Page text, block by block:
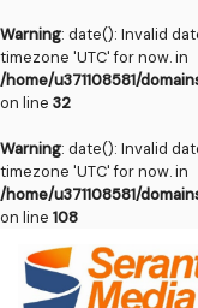
Warning: date(): Invalid
timezone 'UTC' for now. in
/home/u371108581/
on line 32
Warning: date(): Invalid
timezone 'UTC' for now. in
/home/u371108581/
on line 108